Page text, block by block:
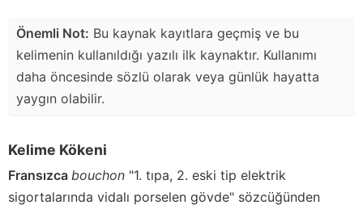
Önemli Not: Bu kaynak kayıtlara geçmiş ve bu
kelimenin kullanıldığı yazılı ilk kaynaktır. Kullanımı
daha öncesinde sözlü olarak veya günlük hayatta
yaygın olabilir.
Kelime Kökeni
Fransızca bouchon "1. tıpa, 2. eski tip elektrik
sigortalarında vidalı porselen gövde" sözcüğünden